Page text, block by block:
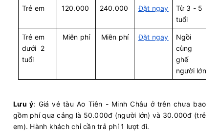
Trẻ em 120.000 240.000 Đặt ngay
Từ 3 - 5
tuổi
Trẻ em
dưới 2
tuổi
Miễn phí Miễn phí Đặt ngay
Ngồi
cùng
ghế
người lớn
Lưu ý: Giá vé tàu Ao Tiên - Minh Châu ở trên chưa bao
gồm phí qua cảng là 50.000đ (người lớn) và 30.000đ (trẻ
em). Hành khách chỉ cần trả phí 1 lượt đi.